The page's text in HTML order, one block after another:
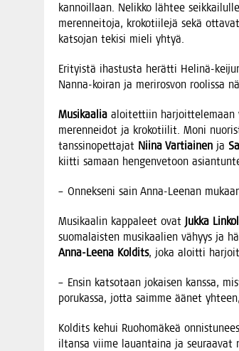
kan­noil­laan. Nelik­ko läh­tee
meren­nei­to­ja, kro­ko­tii­le­jä sekä
kat­so­jan teki­si mie­li yhtyä.
Eri­tyis­tä ihas­tus­ta herät­ti Heli­nä-
Nan­na-koi­ran ja meri­ros­von roo­lis­sa
Musi­kaa­lia aloi­tet­tiin har­joit­te­le­maan
meren­nei­dot ja kro­ko­tii­lit. Moni
tans­sin­opet­ta­jat Nii­na Var­tiai­nen ja
kiit­ti samaan hen­gen­ve­toon
– Onnek­se­ni sain Anna-Lee­nan
Musi­kaa­lin kap­pa­leet ovat Juk­ka
suo­ma­lais­ten musi­kaa­lien vähyys ja
Anna-Lee­na Kol­dits, joka aloit­ti
– Ensin kat­so­taan jokai­sen kans­sa,
poru­kas­sa, jot­ta saim­me äänet
Kol­dits kehui Ruo­ho­mä­keä
iltan­sa vii­me lau­an­tai­na ja seu­raa­vat